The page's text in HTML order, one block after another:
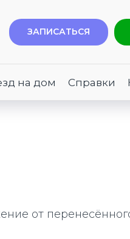
ЗАПИСАТЬСЯ
на дом Справки
от